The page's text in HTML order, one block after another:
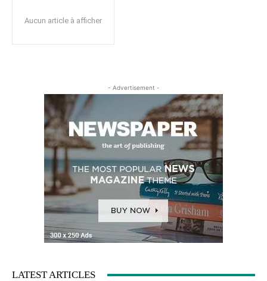
Aucun article à afficher
- Advertisement -
LATEST ARTICLES